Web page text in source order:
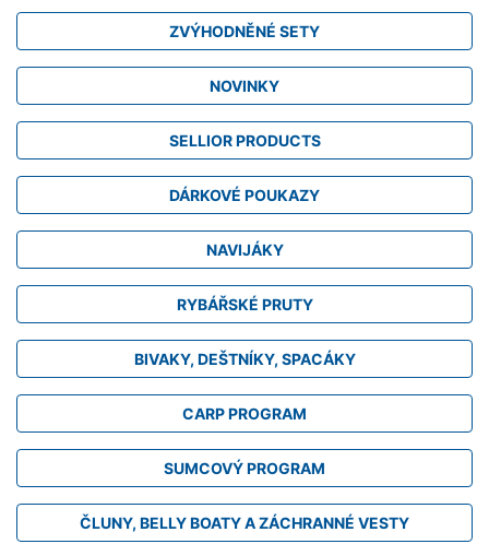
ZVÝHODNĚNÉ SETY
NOVINKY
SELLIOR PRODUCTS
DÁRKOVÉ POUKAZY
NAVIJÁKY
RYBÁŘSKÉ PRUTY
BIVAKY, DEŠTNÍKY, SPACÁKY
CARP PROGRAM
SUMCOVÝ PROGRAM
ČLUNY, BELLY BOATY A ZÁCHRANNÉ VESTY